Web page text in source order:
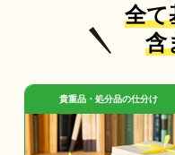
全て
含
貴重品・処分品の仕分け